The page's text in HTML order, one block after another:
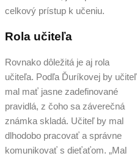
celkový prístup k učeniu.
Rola učiteľa
Rovnako dôležitá je aj rola
učiteľa. Podľa Ďuríkovej by učiteľ
mal mať jasne zadefinované
pravidlá, z čoho sa záverečná
známka skladá. Učiteľ by mal
dlhodobo pracovať a správne
komunikovať s dieťaťom. „Mal